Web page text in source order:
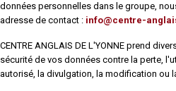
données personnelles dans le groupe,
adresse de contact : info@centre-
CENTRE ANGLAIS DE L'YONNE prend
sécurité de vos données contre la perte,
autorisé, la divulgation, la modification ou